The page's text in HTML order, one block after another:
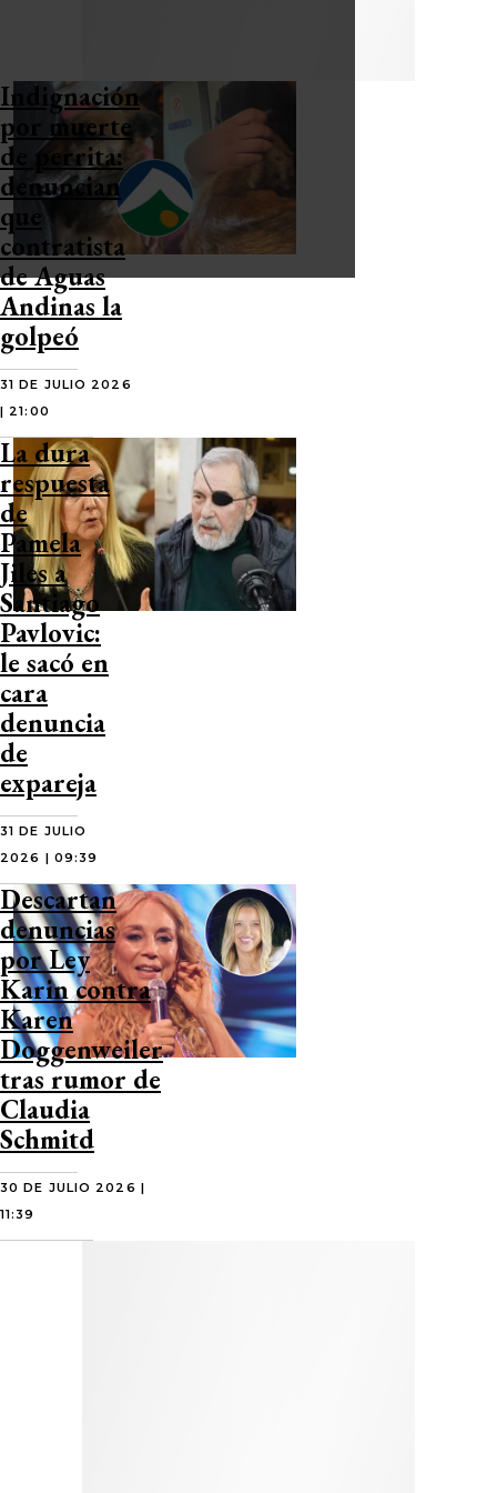
Indignación
por muerte
de perrita:
denuncian
que
contratista
de Aguas
Andinas la
golpeó
31 DE JULIO 2026
| 21:00
La dura
respuesta
de
Pamela
Jiles a
Santiago
Pavlovic:
le sacó en
cara
denuncia
de
expareja
31 DE JULIO
2026 | 09:39
Descartan
denuncias
por Ley
Karin contra
Karen
Doggenweiler
tras rumor de
Claudia
Schmitd
30 DE JULIO 2026 |
11:39